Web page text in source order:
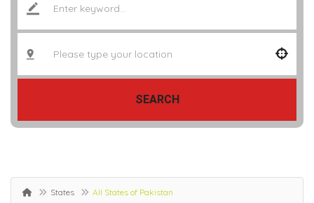
SEARCH
States All States of Pakistan